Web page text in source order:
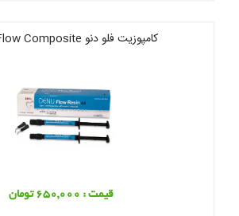
کامپوزیت فلو دنو Denu Flow Composite
قیمت : 650,000 تومان